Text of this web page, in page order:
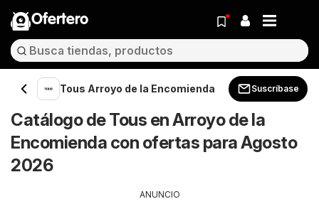
Ofertero
Tous Arroyo de la Encomienda Suscríbase
Catálogo de Tous en Arroyo de la
Encomienda con ofertas para Agosto
2026
ANUNCIO